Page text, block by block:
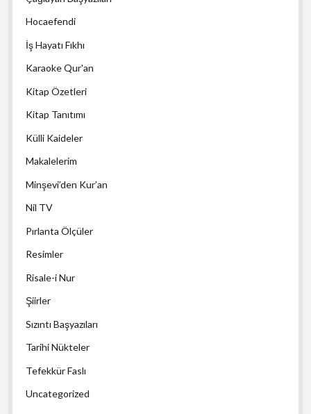
Hocaefendi
İş Hayatı Fıkhı
Karaoke Qur'an
Kitap Özetleri
Kitap Tanıtımı
Külli Kaideler
Makalelerim
Minşevi’den Kur’an
Nil TV
Pırlanta Ölçüler
Resimler
Risale-i Nur
Şiirler
Sızıntı Başyazıları
Tarihi Nükteler
Tefekkür Faslı
Uncategorized